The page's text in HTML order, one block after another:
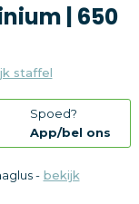
| 650
staffel
Spoed?
App/bel ons
-bekijk